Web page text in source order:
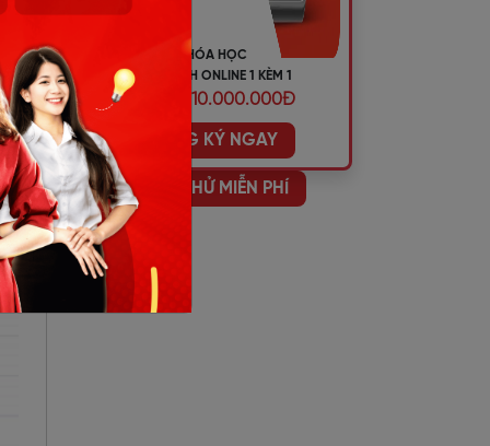
KHÓA HỌC
TIẾNG ANH ONLINE 1 KÈM 1
ƯU ĐÃI 10.000.000Đ
ĐĂNG KÝ NGAY
HỌC THỬ MIỄN PHÍ